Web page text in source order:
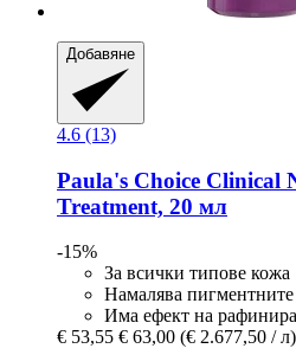
Добавяне
4.6 (13)
Paula's Choice Clinical
Treatment, 20 мл
-15%
За всички типове кожа
Намалява
Има ефект на
€ 53,55 € 63,00 (€ 2.677,50 / л)